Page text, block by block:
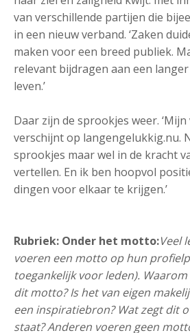
van verschillende partijen die
in een nieuw verband. ‘Zaken
maken voor een breed publiek.
relevant bijdragen aan een
leven.’
Daar zijn de sprookjes weer.
verschijnt op langengelukkig.nu.
sprookjes maar wel in de kracht
vertellen. En ik ben hoopvol
dingen voor elkaar te krijgen.’
Rubriek: Onder het motto:Veel
voeren een motto op hun
toegankelijk voor leden).
dit motto? Is het van eigen
een inspiratiebron? Wat zegt dit
staat? Anderen voeren geen